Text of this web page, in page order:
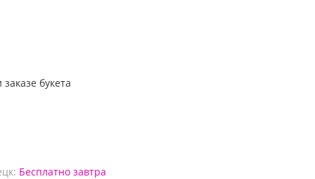
букета
Бесплатно завтра